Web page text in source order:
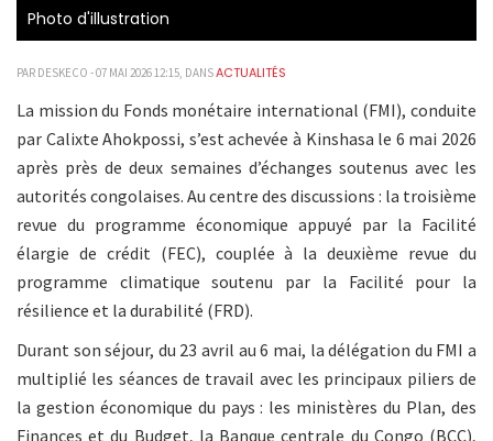
Photo d'illustration
PAR DESKECO - 07 MAI 2026 12:15, DANSACTUALITÉS
La mission du Fonds monétaire international (FMI), conduite
par Calixte Ahokpossi, s’est achevée à Kinshasa le 6 mai 2026
après près de deux semaines d’échanges soutenus avec les
autorités congolaises. Au centre des discussions : la troisième
revue du programme économique appuyé par la Facilité
élargie de crédit (FEC), couplée à la deuxième revue du
programme climatique soutenu par la Facilité pour la
résilience et la durabilité (FRD).
Durant son séjour, du 23 avril au 6 mai, la délégation du FMI a
multiplié les séances de travail avec les principaux piliers de
la gestion économique du pays : les ministères du Plan, des
Finances et du Budget, la Banque centrale du Congo (BCC),